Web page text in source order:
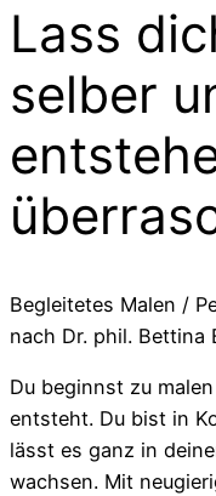
Lass
selber
Begleitetes Malen /
nach Dr. phil. Bettina
Du beginnst zu
entsteht. Du bist in
lässt es ganz in
wachsen. Mit